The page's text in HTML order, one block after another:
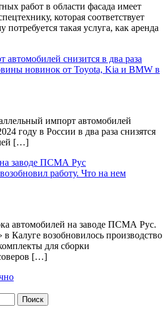
работ в области фасада имеет
которая соответствует
такая услуга, как аренда
новинок от Toyota, Kia и BMW в
импорт автомобилей
году в России в два раза снизятся
[…]
работу. Что на нем
автомобилей на заводе ПСМА Рус.
Калуге возобновилось производство
для сборки
[…]